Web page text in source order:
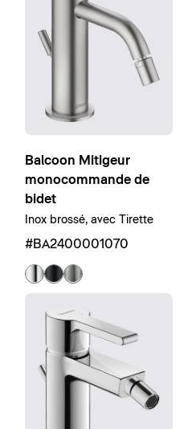
Balcoon Mitigeur
monocommande de
bidet
Inox brossé, avec Tirette
#BA2400001070